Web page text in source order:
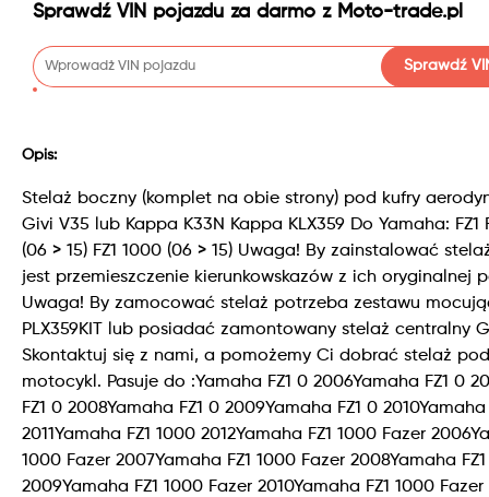
Sprawdź VIN pojazdu za darmo z Moto-trade.pl
Sprawdź
Opis:
Stelaż boczny (komplet na obie strony) pod kufry
Givi V35 lub Kappa K33N Kappa KLX359 Do Yamaha: FZ1
(06 > 15) FZ1 1000 (06 > 15) Uwaga! By zainstalować
jest przemieszczenie kierunkowskazów z ich oryginalnej
Uwaga! By zamocować stelaż potrzeba zestawu
PLX359KIT lub posiadać zamontowany stelaż centralny
Skontaktuj się z nami, a pomożemy Ci dobrać stelaż
motocykl. Pasuje do :Yamaha FZ1 0 2006Yamaha FZ1 0
FZ1 0 2008Yamaha FZ1 0 2009Yamaha FZ1 0 2010Yamaha
2011Yamaha FZ1 1000 2012Yamaha FZ1 1000 Fazer
1000 Fazer 2007Yamaha FZ1 1000 Fazer 2008Yamaha
2009Yamaha FZ1 1000 Fazer 2010Yamaha FZ1 1000 Fazer